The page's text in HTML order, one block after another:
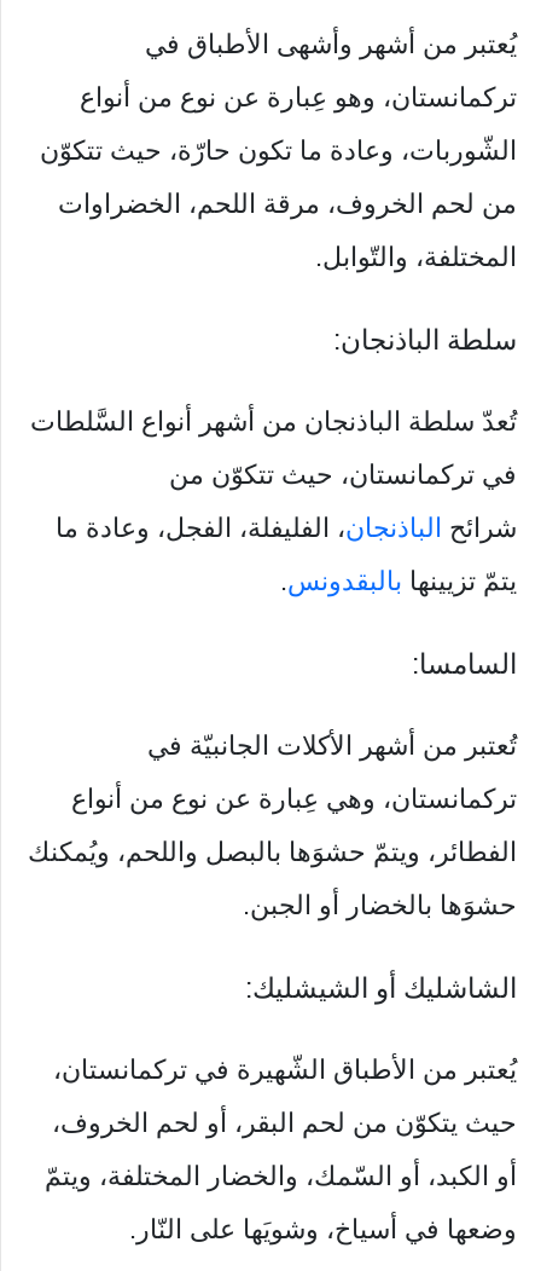
يُعتبر من أشهر وأشهی الأطباق في
تركمانستان، وهو عِبارة عن نوع من أنواع
الشّوربات، وعادة ما تكون حارّة، حيث تتكوّن
من لحم الخروف، مرقة اللحم، الخضراوات
المختلفة، والتّوابل.
سلطة الباذنجان:
تُعدّ سلطة الباذنجان من أشهر أنواع السَّلطات
في تركمانستان، حيث تتكوّن من
شرائح الباذنجان، الفليفلة، الفجل، وعادة ما
يتمّ تزيينها بالبقدونس.
السامسا:
تُعتبر من أشهر الأكلات الجانبيّة في
تركمانستان، وهي عِبارة عن نوع من أنواع
الفطائر، ويتمّ حشوَها بالبصل واللحم، ويُمكنك
حشوَها بالخضار أو الجبن.
الشاشليك أو الشيشليك:
يُعتبر من الأطباق الشّهيرة في تركمانستان،
حيث يتكوّن من لحم البقر، أو لحم الخروف،
أو الكبد، أو السّمك، والخضار المختلفة، ويتمّ
وضعها في أسياخ، وشويَها علی النّار.